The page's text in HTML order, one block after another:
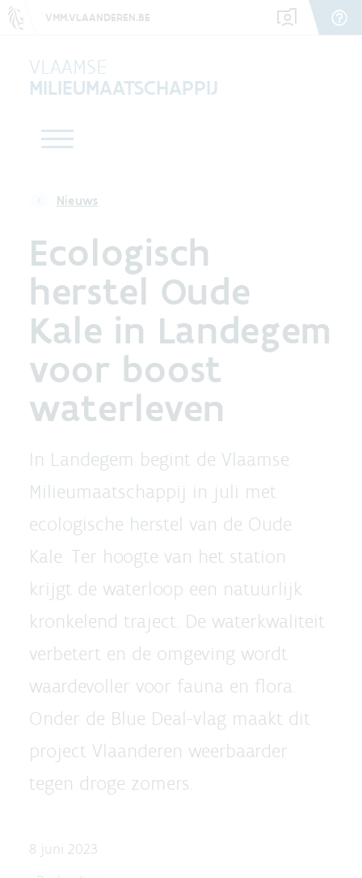
VMM.VLAANDEREN.BE
VLAAMSE
MILIEUMAATSCHAPPIJ
Nieuws
Ecologisch
herstel Oude
Kale in Landegem
voor boost
waterleven
In Landegem begint de Vlaamse
Milieumaatschappij in juli met
ecologische herstel van de Oude
Kale. Ter hoogte van het station
krijgt de waterloop een natuurlijk
kronkelend traject. De waterkwaliteit
verbetert en de omgeving wordt
waardevoller voor fauna en flora.
Onder de Blue Deal-vlag maakt dit
project Vlaanderen weerbaarder
tegen droge zomers.
8 juni 2023